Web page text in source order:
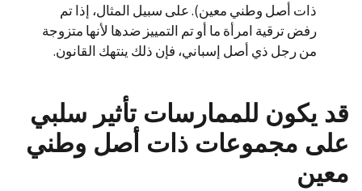
ذات أصل وطني معين). على سبيل المثال، إذا تم
رفض ترقية امرأة ما أو تم التمييز ضدها لأنها متزوجة
من رجل ذي أصل إسباني، فإن ذلك ينتهك القانون.
قد يكون للممارسات تأثير سلبي
على مجموعات ذات أصل وطني
معين